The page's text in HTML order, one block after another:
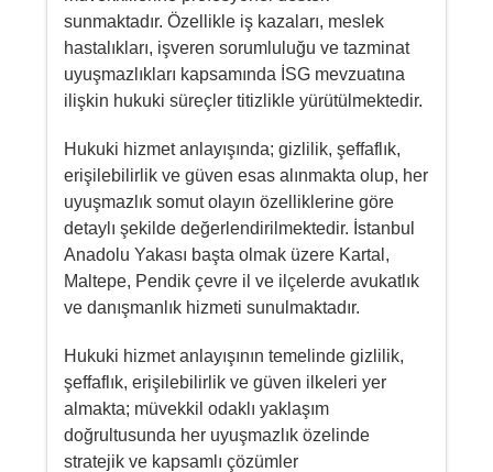
sunmaktadır. Özellikle iş kazaları, meslek
hastalıkları, işveren sorumluluğu ve tazminat
uyuşmazlıkları kapsamında İSG mevzuatına
ilişkin hukuki süreçler titizlikle yürütülmektedir.
Hukuki hizmet anlayışında; gizlilik, şeffaflık,
erişilebilirlik ve güven esas alınmakta olup, her
uyuşmazlık somut olayın özelliklerine göre
detaylı şekilde değerlendirilmektedir. İstanbul
Anadolu Yakası başta olmak üzere Kartal,
Maltepe, Pendik çevre il ve ilçelerde avukatlık
ve danışmanlık hizmeti sunulmaktadır.
Hukuki hizmet anlayışının temelinde gizlilik,
şeffaflık, erişilebilirlik ve güven ilkeleri yer
almakta; müvekkil odaklı yaklaşım
doğrultusunda her uyuşmazlık özelinde
stratejik ve kapsamlı çözümler